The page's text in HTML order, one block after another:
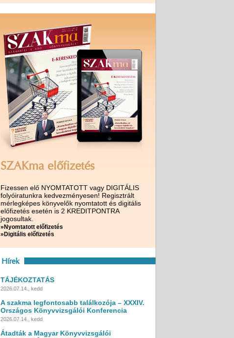
SZAKma előfizetés
Fizessen elő NYOMTATOTT vagy DIGITÁLIS
folyóiratunkra kedvezményesen! Regisztrált
mérlegképes könyvelők nyomtatott és digitális
előfizetés esetén is 2 KREDITPONTRA
jogosultak.
»Nyomtatott előfizetés
»Digitális előfizetés
Hírek
TÁJÉKOZTATÁS
2026.07.14., kedd
A szakma legfontosabb találkozója – XXXIV.
Országos Könyvvizsgálói Konferencia
2026.07.14., kedd
Átadták a Magyar Könyvvizsgálói